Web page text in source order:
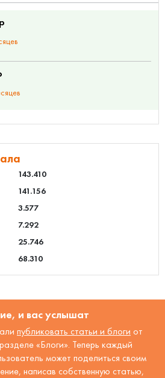
143.410
141.156
3.577
7.292
25.746
68.310
и вас услышат
публиковать статьи и блоги от
«Блоги». Теперь каждый
может поделиться своим
написав собственную статью,